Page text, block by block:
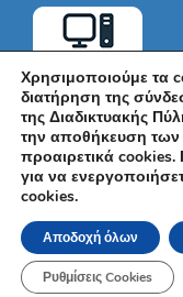
© Εμπορικό και
Ακαδημίας 7, ΤΚ:
Όροι Χρήσης|
Χρησιμοποιούμε τα
διατήρηση της
της Διαδικτυακής
την αποθήκευση
προαιρετικά cookies.
για να
cookies.
Αποδοχή όλων
Ρυθμίσεις Cookies